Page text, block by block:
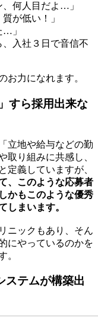
、何人目だよ…」
が低い！」
…」
、入社３日で音信不
お力になれます。
すら採用出来な
立地や給与などの勤
取り組みに共感し、
定義していますが、
、このような応募者
かもこのような優秀
しまいます。
ニックもあり、そん
にやっているのかを
。
ステムが構築出